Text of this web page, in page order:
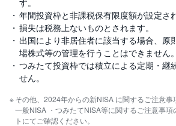
年間投資枠と非課税保有限度額が設定さ
損失は税務上ないものとされます。
出国により非居住者に該当する場合、原
場株式等の管理を行うことはできません。
つみたて投資枠では積立による定期・継
せん。
その他、2024年からの新NISA に関するご注意
一般NISA ・つみたてNISA等に関するご注意事項
トにてご確認ください。